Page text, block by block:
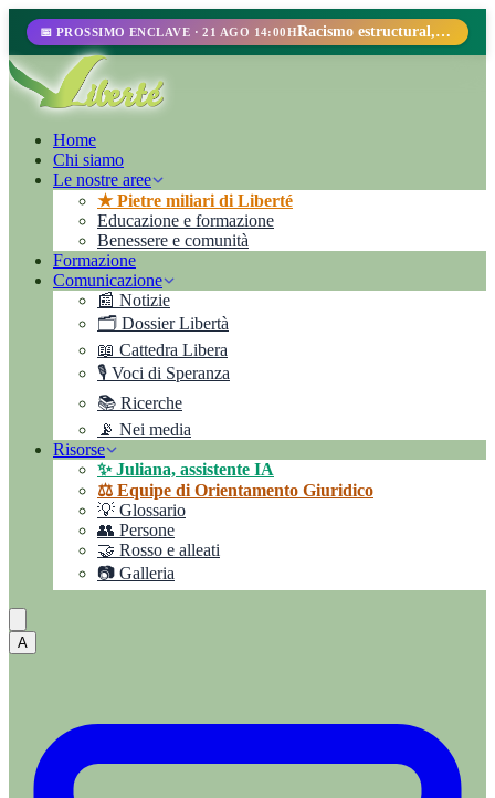
📅 PROSSIMO ENCLAVE · 21 AGO 14:00H Racismo estructural, perfilamiento racial y abolicionismo carcelario.
Home
Chi siamo
Le nostre aree
★ Pietre miliari di Liberté
Educazione e formazione
Benessere e comunità
Formazione
Comunicazione
📰 Notizie
🗂️ Dossier Libertà
📖 Cattedra Libera
🎙️ Voci di Speranza
📚 Ricerche
📡 Nei media
Risorse
✨ Juliana, assistente IA
⚖️ Equipe di Orientamento Giuridico
💡 Glossario
👥 Persone
🤝 Rosso e alleati
📷 Galleria
A